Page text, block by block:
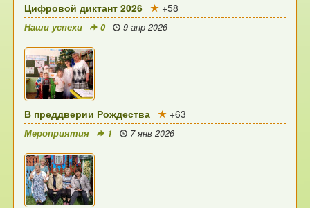
Цифровой диктант 2026 +58
Наши успехи 0 9 апр 2026
В преддверии Рождества +63
Мероприятия 1 7 янв 2026